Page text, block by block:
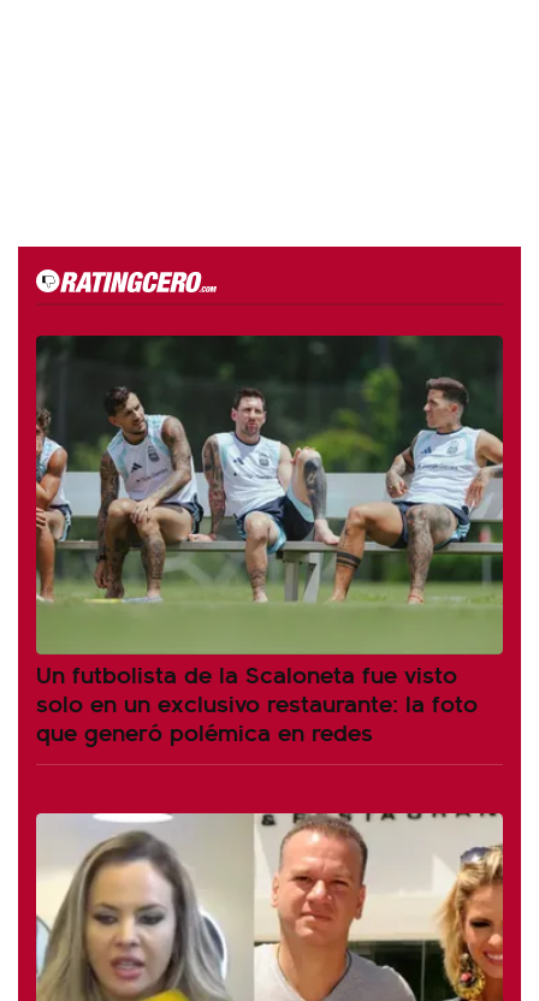
Un futbolista de la Scaloneta fue visto
solo en un exclusivo restaurante: la foto
que generó polémica en redes